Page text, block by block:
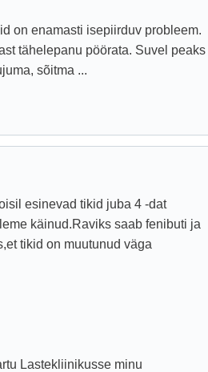
on enamasti isepiirduv probleem.
tähelepanu pöörata. Suvel peaks
sõitma ...
esinevad tikid juba 4 -dat
käinud.Raviks saab fenibuti ja
tikid on muutunud väga
Lastekliinikusse minu